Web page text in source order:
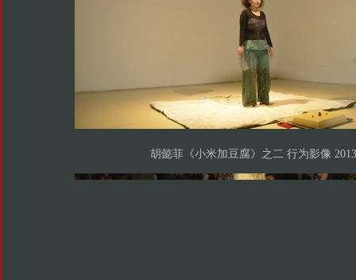
胡懿菲《小米加豆腐》之二 行为影像 2013